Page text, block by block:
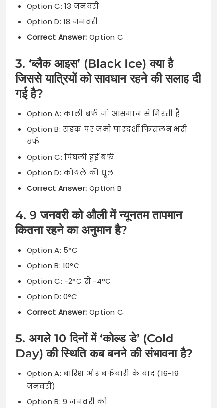
Option C: 13 जनवरी
Option D: 18 जनवरी
Correct Answer: Option C
3. ‘ब्लैक आइस’ (Black Ice) क्या है
जिससे यात्रियों को सावधान रहने की सलाह दी
गई है?
Option A: काली बर्फ जो आसमान से गिरती है
Option B: सड़क पर जमी पारदर्शी फिसलन भरी
बर्फ
Option C: पिघली हुई बर्फ
Option D: कोयले की धूल
Correct Answer: Option B
4. 9 जनवरी को औली में न्यूनतम तापमान
कितना रहने का अनुमान है?
Option A: 5°C
Option B: 10°C
Option C: -2°C से -4°C
Option D: 0°C
Correct Answer: Option C
5. अगले 10 दिनों में ‘कोल्ड डे’ (Cold
Day) की स्थिति कब बनने की संभावना है?
Option A: बारिश और बर्फबारी के बाद (16-19
जनवरी)
Option B: 9 जनवरी को